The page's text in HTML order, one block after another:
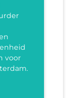
voor